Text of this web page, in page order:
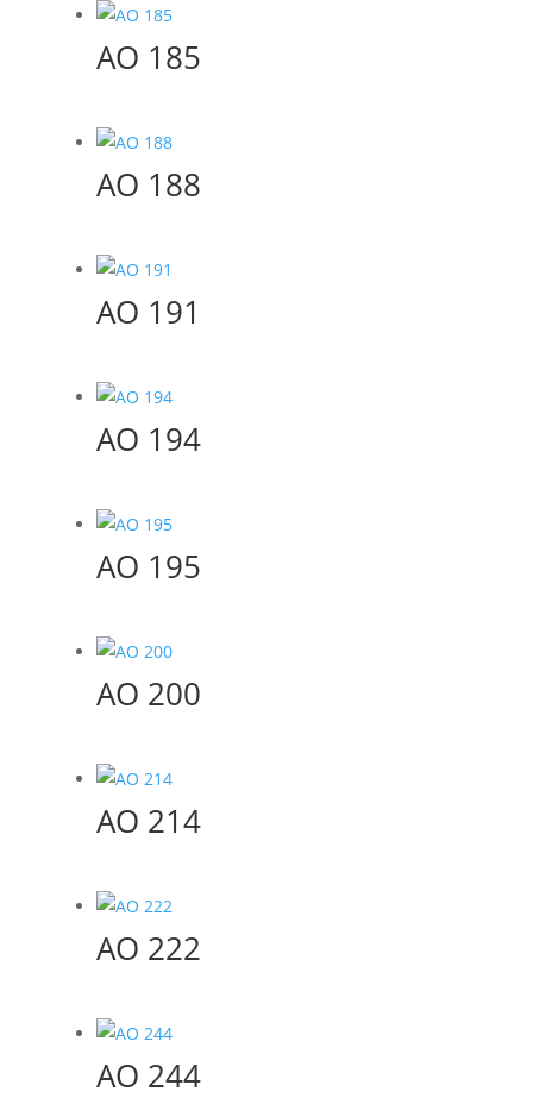
AO 185
AO 188
AO 191
AO 194
AO 195
AO 200
AO 214
AO 222
AO 244